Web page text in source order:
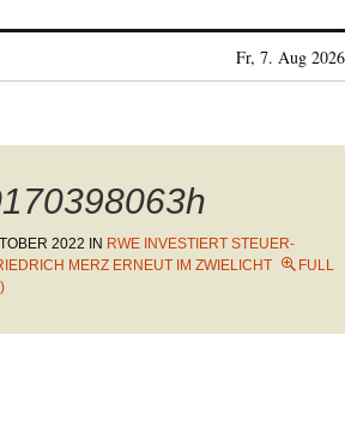
Fr, 7. Aug 2026
2022 IN RWE INVESTIERT STEUER-
MERZ ERNEUT IM ZWIELICHT
FULL